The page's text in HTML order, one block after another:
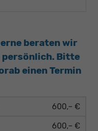
beraten wir
persönlich. Bitte
einen Termin
600,– €
600,– €